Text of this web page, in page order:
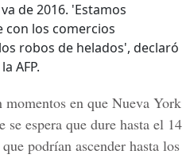
de 2016. 'Estamos
los comercios
robos de helados', declaró
AFP.
momentos en que Nueva York
se espera que dure hasta el 14
podrían ascender hasta los